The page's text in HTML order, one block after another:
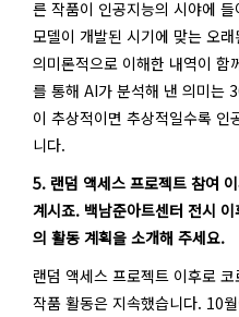
른 작품이 인공지능의 시야에
모델이 개발된 시기에 맞는 오
의미론적으로 이해한 내역이 함
를 통해 AI가 분석해 낸 의미는
이 추상적이면 추상적일수록 인
니다.
5. 랜덤 액세스 프로젝트 참여
계시죠. 백남준아트센터 전시
의 활동 계획을 소개해 주세요.
랜덤 액세스 프로젝트 이후로
작품 활동은 지속했습니다. 10